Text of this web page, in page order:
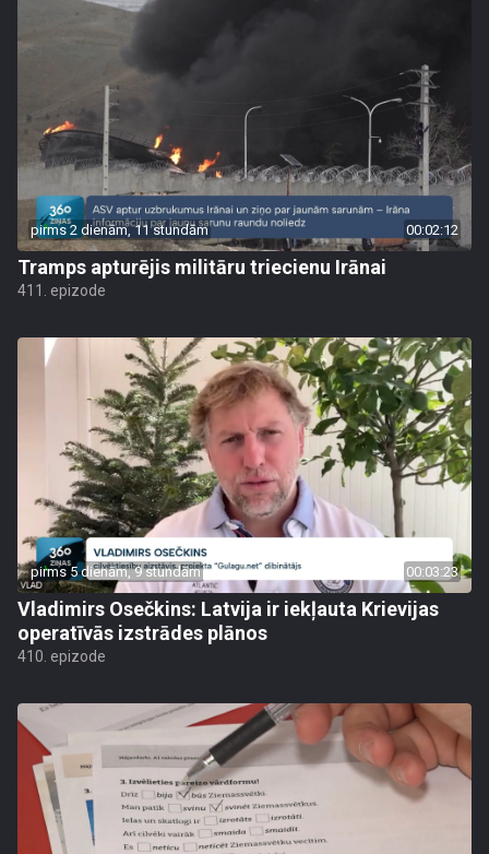
pirms 2 dienām, 11 stundām 00:02:12
Tramps apturējis militāru triecienu Irānai
411. epizode
pirms 5 dienām, 9 stundām 00:03:23
Vladimirs Osečkins: Latvija ir iekļauta Krievijas
operatīvās izstrādes plānos
410. epizode